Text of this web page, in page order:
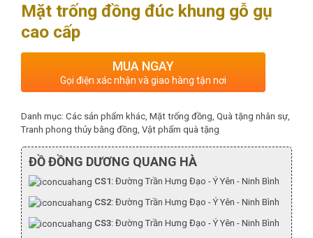
Mặt trống đồng đúc khung gỗ gụ
cao cấp
MUA NGAY
Gọi điện xác nhận và giao hàng tận nơi
Danh mục: Các sản phẩm khác, Mặt trống đồng, Quà tặng nhân sự,
Tranh phong thủy bằng đồng, Vật phẩm quà tặng
ĐỒ ĐỒNG DƯƠNG QUANG HÀ
CS1: Đường Trần Hưng Đạo - Ý Yên - Ninh Bình
CS2: Đường Trần Hưng Đạo - Ý Yên - Ninh Bình
CS3: Đường Trần Hưng Đạo - Ý Yên - Ninh Bình